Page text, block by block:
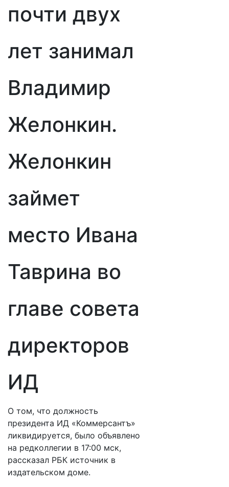
почти двух
лет занимал
Владимир
Желонкин.
Желонкин
займет
место Ивана
Таврина во
главе совета
директоров
ИД
О том, что должность
президента ИД «Коммерсантъ»
ликвидируется, было объявлено
на редколлегии в 17:00 мск​,
рассказал РБК источник в
издательском доме.